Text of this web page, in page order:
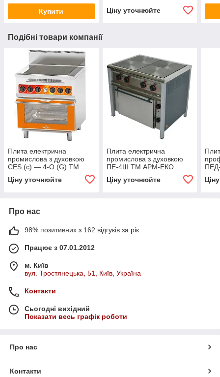
Купити Ціну уточнюйте
Подібні товари компанії
Плита електрична
промислова з духовкою
CES (с) — 4-O (G) ТМ
Ціну уточнюйте
Плита електрична
промислова з духовкою
ПЕ-4Ш ТМ АРМ-ЕКО
Ціну уточнюйте
Про нас
98% позитивних з 162 відгуків за рік
Працює з 07.01.2012
м. Київ
вул. Тростянецька, 51, Київ, Україна
Контакти
Сьогодні вихідний
Показати весь графік роботи
Про нас
Контакти